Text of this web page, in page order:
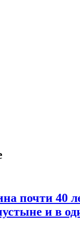
почти 40
и в